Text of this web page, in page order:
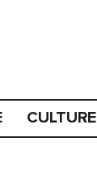
CULTURE